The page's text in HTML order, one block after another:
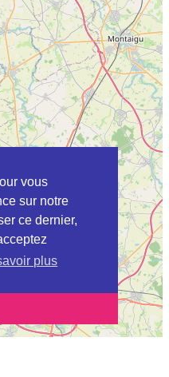
vous
sur notre
ce dernier,
plus